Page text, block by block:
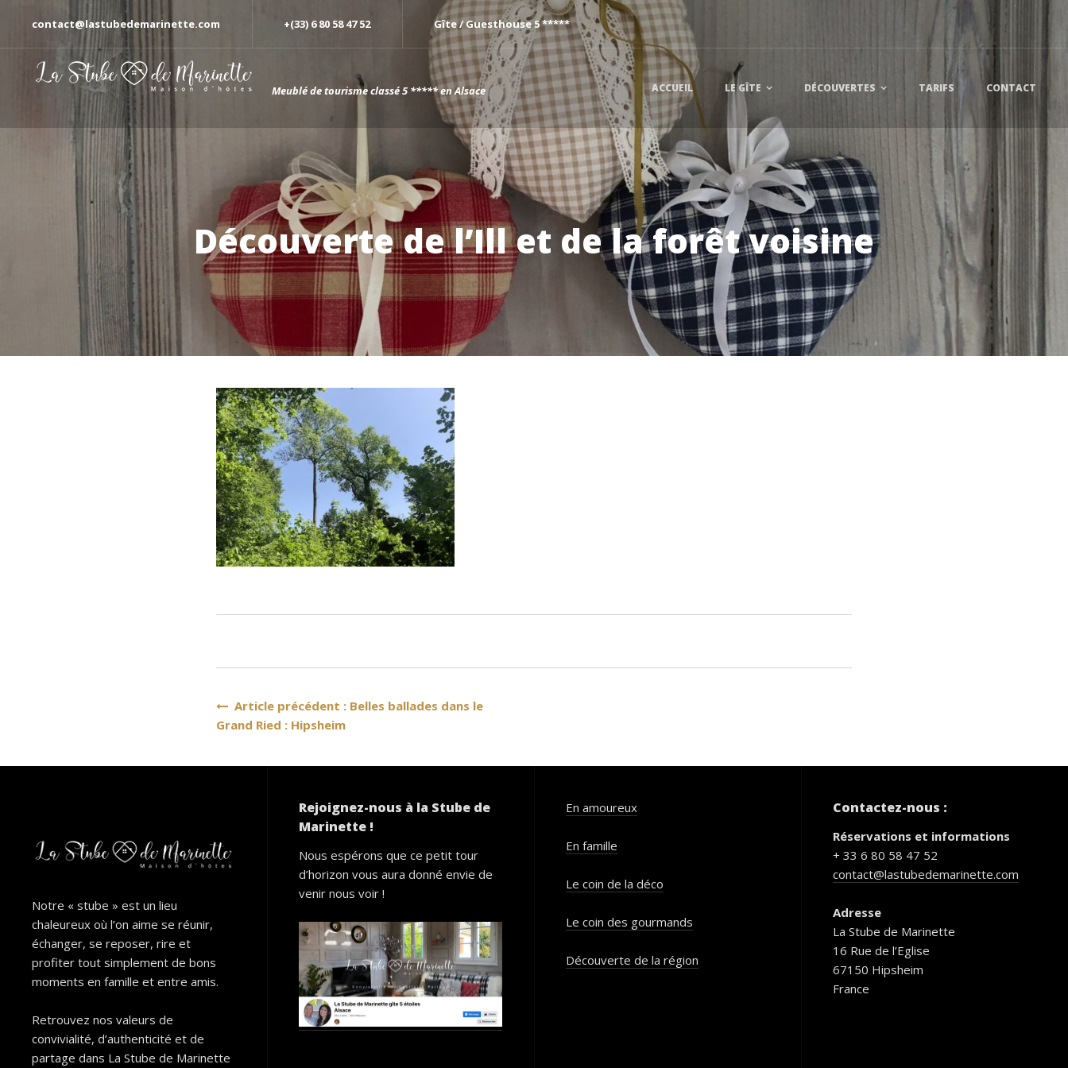
contact@lastubedemarinette.com +(33) 6 80 58 47 52 Gîte / Guesthouse 5 *****
Meublé de tourisme classé 5 ***** en Alsace ACCUEIL LE GÎTE DÉCOUVERTES TARIFS CONTACT
Découverte de l’Ill et de la forêt voisine
Navigation
de
l’article
Article précédent : Belles ballades dans le
Grand Ried : Hipsheim
Notre « stube » est un lieu
chaleureux où l’on aime se réunir,
échanger, se reposer, rire et
profiter tout simplement de bons
moments en famille et entre amis.
Retrouvez nos valeurs de
convivialité, d’authenticité et de
partage dans La Stube de Marinette
Rejoignez-nous à la Stube de
Marinette !
Nous espérons que ce petit tour
d’horizon vous aura donné envie de
venir nous voir !
En amoureux
En famille
Le coin de la déco
Le coin des gourmands
Découverte de la région
Contactez-nous :
Réservations et informations
+ 33 6 80 58 47 52
contact@lastubedemarinette.com
Adresse
La Stube de Marinette
16 Rue de l’Eglise
67150 Hipsheim
France